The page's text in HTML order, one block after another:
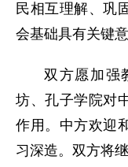
民相互理解、巩
会基础具有关键意
双方愿加强
坊、孔子学院对
作用。中方欢迎
习深造。双方将